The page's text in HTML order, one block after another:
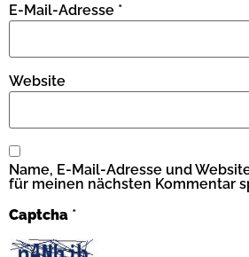
E-Mail-Adresse *
Website
Name, E-Mail-Adresse und
für meinen nächsten Kommentar
Captcha *